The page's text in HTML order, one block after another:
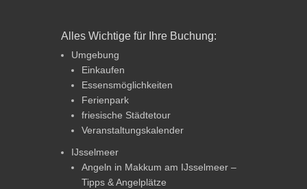
Alles Wichtige für Ihre Buchung:
Umgebung
Einkaufen
Essensmöglichkeiten
Ferienpark
friesische Städtetour
Veranstaltungskalender
IJsselmeer
Angeln in Makkum am IJsselmeer –
Tipps & Angelplätze